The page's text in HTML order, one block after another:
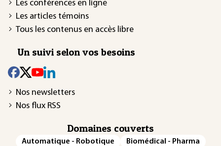
Les conférences en ligne
Les articles témoins
Tous les contenus en accès libre
Un suivi selon vos besoins
Nos newsletters
Nos flux RSS
Domaines couverts
Automatique - Robotique
Biomédical - Pharma